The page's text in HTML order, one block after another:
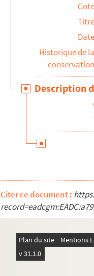
Cote
Titre
Date
Historique de la
conservation
Description
Citer ce document :
Plan du site Mentions
v 31.1.0